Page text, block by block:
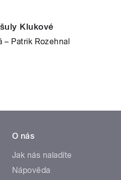
Klukové
– Patrik Rozehnal
O nás
Jak nás naladíte
Nápověda